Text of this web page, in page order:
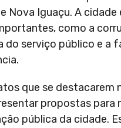
Nova Iguaçu. A
como a
do serviço público e a
que se destacarem
propostas para
pública da cidade.